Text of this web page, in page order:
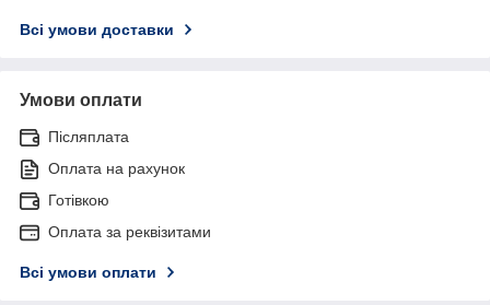
Всі умови доставки
Умови оплати
Післяплата
Оплата на рахунок
Готівкою
Оплата за реквізитами
Всі умови оплати